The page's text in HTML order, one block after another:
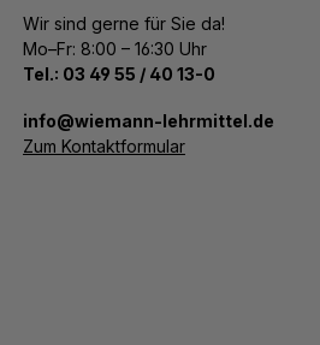
Wir sind gerne für Sie da!
Mo–Fr: 8:00 – 16:30 Uhr
Tel.: 03 49 55 / 40 13-0
­info@wiemann-lehrmittel.de
Zum Kontaktformular